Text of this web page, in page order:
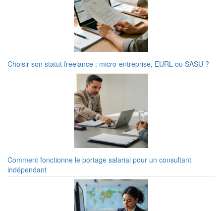
Choisir son statut freelance : micro-entreprise, EURL ou SASU ?
Comment fonctionne le portage salarial pour un consultant
indépendant